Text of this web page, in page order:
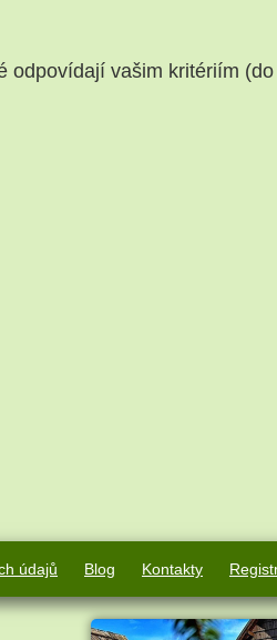
odpovídají vašim kritériím
údajů Blog Kontakty